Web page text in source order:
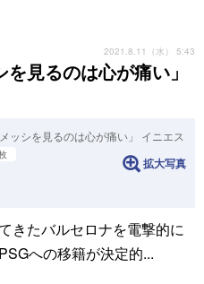
を見るのは心が痛い」
2021.8.11（水） 5:43
ッシを見るのは心が痛い」 イニエス
拡大写真
きたバルセロナを電撃的に
への移籍が決定的...